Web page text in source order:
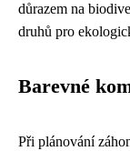
důrazem na
druhů pro
Barevné
Při plánování